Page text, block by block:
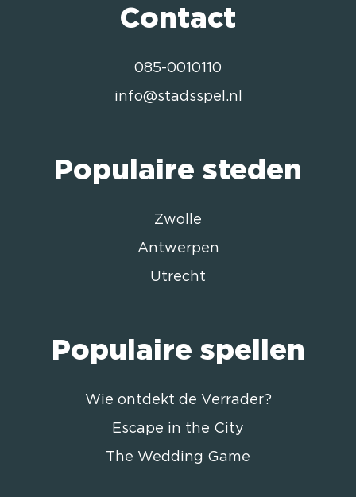
Contact
085-0010110
info@stadsspel.nl
Populaire steden
Zwolle
Antwerpen
Utrecht
Populaire spellen
Wie ontdekt de Verrader?
Escape in the City
The Wedding Game